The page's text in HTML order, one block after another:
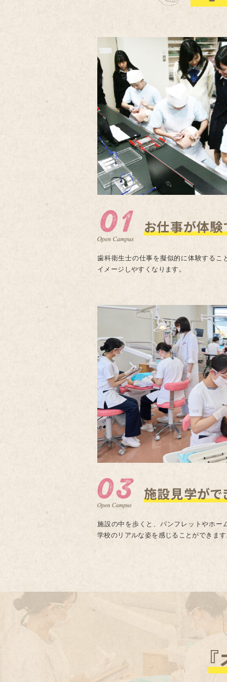
お仕事が体験
歯科衛生士の仕事を擬似的に体験するこ
イメージしやすくなります。
施設見学がで
施設の中を歩くと、パンフレットやホー
学校のリアルな姿を感じることができま